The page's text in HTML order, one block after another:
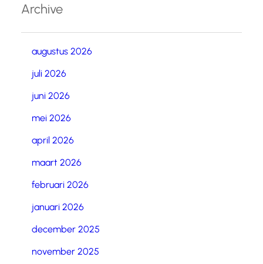
Archive
augustus 2026
juli 2026
juni 2026
mei 2026
april 2026
maart 2026
februari 2026
januari 2026
december 2025
november 2025